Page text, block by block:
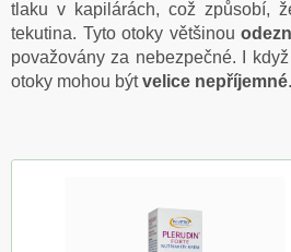
tlaku v kapilárách, což způsobí,
tekutina. Tyto otoky většinou
považovány za nebezpečné. I
otoky mohou býtvelice nepříjemné.